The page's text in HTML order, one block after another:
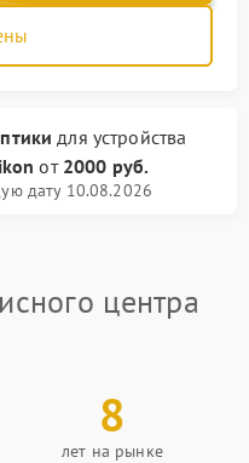
для устройства
от 2000 руб.
дату 10.08.2026
центра
8
лет на рынке